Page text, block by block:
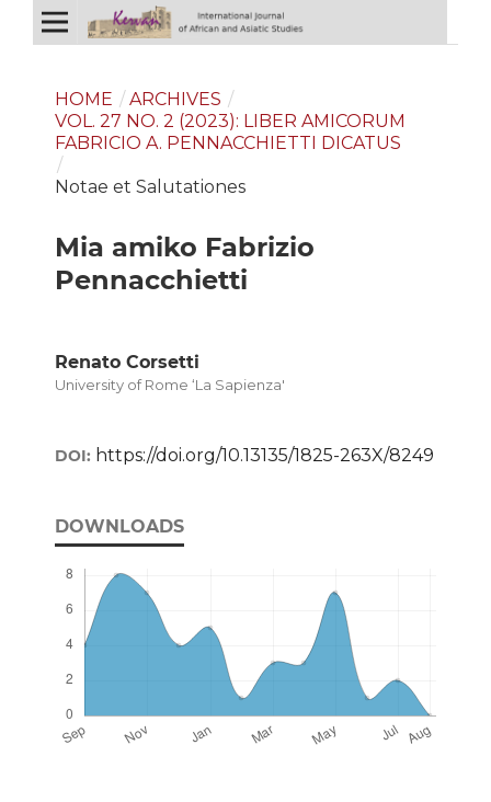
HOME / ARCHIVES /
VOL. 27 NO. 2 (2023): LIBER AMICORUM
FABRICIO A. PENNACCHIETTI DICATUS
/
Notae et Salutationes
Mia amiko Fabrizio
Pennacchietti
Renato Corsetti
University of Rome ‘La Sapienza'
DOI: https://doi.org/10.13135/1825-263X/8249
DOWNLOADS